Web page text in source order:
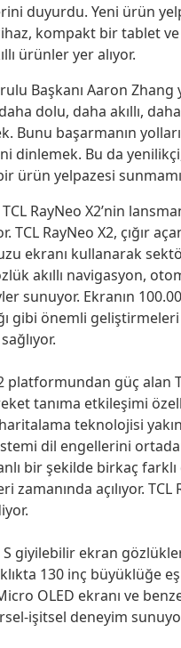
duyurdu. Yeni ürün
kompakt bir tablet ve
ürünler yer alıyor.
Başkanı Aaron Zhang
dolu, daha akıllı,
Bunu başarmanın
dinlemek. Bu da
ürün yelpazesi
RayNeo X2’nin
TCL RayNeo X2, çığır
ekranı kullanarak
akıllı navigasyon,
sunuyor. Ekranın
gibi önemli
platformundan güç alan
tanıma etkileşimi
teknolojisi
dil engellerini
bir şekilde birkaç
açılıyor. TCL
S giyilebilir ekran
130 inç büyüklüğe
OLED ekranı ve
işitsel deneyim